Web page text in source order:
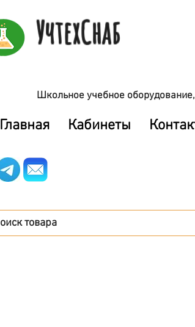
УчтехСнаб
Школьное учебное
Главная Кабинеты